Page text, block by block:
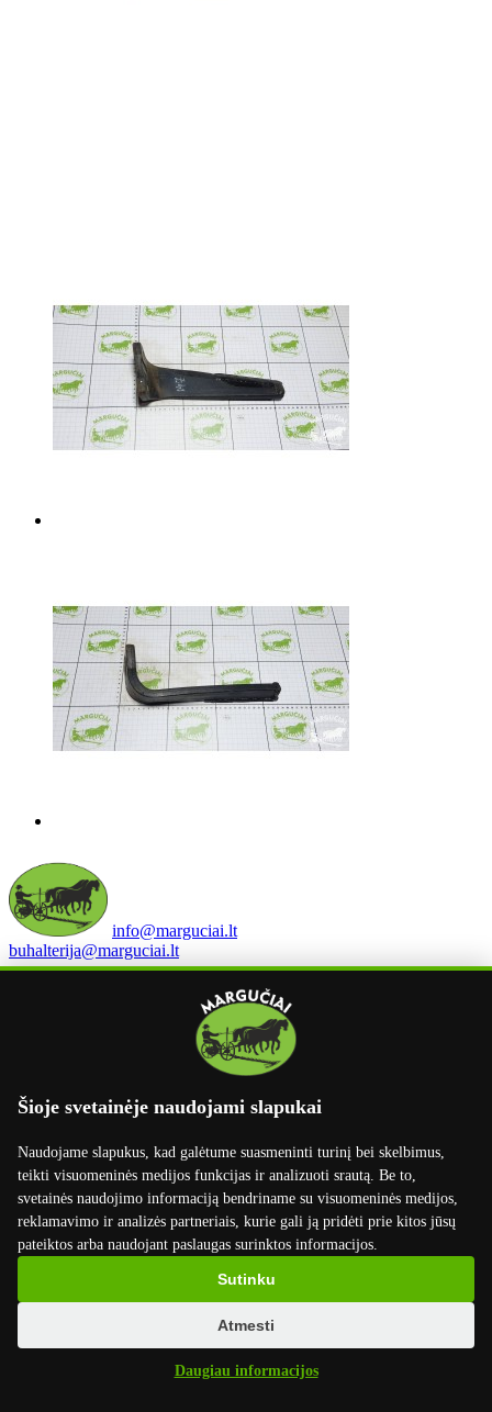
Šioje svetainėje naudojami slapukai
Naudojame slapukus, kad galėtume suasmeninti turinį bei skelbimus,
teikti visuomeninės medijos funkcijas ir analizuoti srautą. Be to,
svetainės naudojimo informaciją bendriname su visuomeninės medijos,
reklamavimo ir analizės partneriais, kurie gali ją pridėti prie kitos jūsų
pateiktos arba naudojant paslaugas surinktos informacijos.
Daugiau informacijos
Sutinku
Atmesti
info@marguciai.lt
buhalterija@marguciai.lt
PVM kodas: LT100003668814
Margučių g. 3, Margučių k.,
Miežiškių sen., Panevėžio raj., LT-38100
Luminor Bank AS Lietuvos skyrius
LT02 4010 0412 0045 7699
Swift kodas: AGBLLT2X
Swedbank AB
LT50 7300 0101 6630 2746